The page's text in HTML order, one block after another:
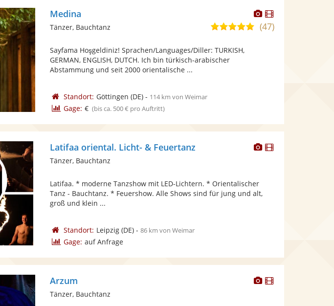
Dieser
Künstler
stellt
Dieser
Künstler
Medina
5,0(47)
Tänzer, Bauchtanz
Sayfama Hoşgeldiniz! Sprachen/Languages/Diller: TURKISH,
GERMAN, ENGLISH, DUTCH. Ich bin türkisch-arabischer
Abstammung und seit 2000 orientalische ...
Standort: Göttingen (DE)- 114 km von Weimar
Gage: € (bis ca. 500 € pro Auftritt)
DieserDieser
Latifaa oriental. Licht- & Feuertanz
Tänzer, Bauchtanz
Latifaa. * moderne Tanzshow mit LED-Lichtern. * Orientalischer
Tanz - Bauchtanz. * Feuershow. Alle Shows sind für jung und alt,
groß und klein ...
Standort: Leipzig(DE)- 86 km von Weimar
Gage: auf Anfrage
DieserDieser
Arzum
Tänzer, Bauchtanz